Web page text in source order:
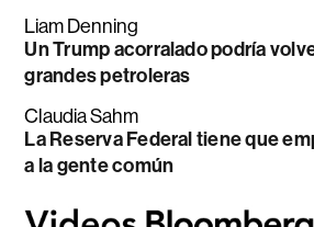
Liam Denning
Un Trump acorralado podría
grandes petroleras
Claudia Sahm
La Reserva Federal tiene que
a la gente común